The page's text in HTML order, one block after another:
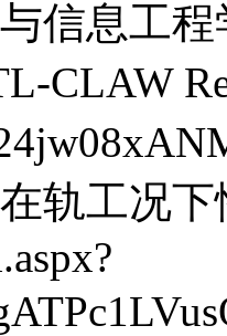
信息工
CLAW
轨工况